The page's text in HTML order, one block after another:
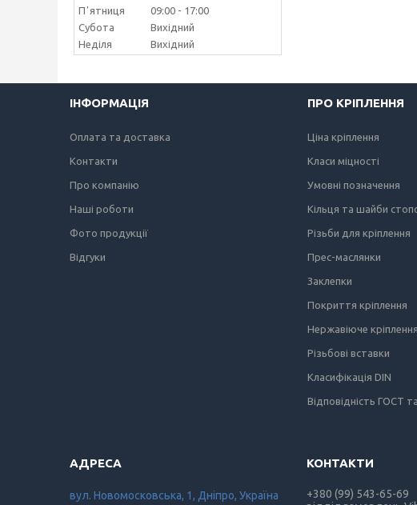
Пʼятниця
09:00
17:00
Субота
Вихідний
Неділя
Вихідний
ІНФОРМАЦІЯ
Оплата та доставка
Контакти
Про компанію
Наші роботи
Фото продукції
Відгуки
ПРО КРІПЛЕННЯ
Ціна кріплення
Класи міцності
Умовні позначення
Кільця та шайби
Різьби для кріплення
Прес-маслянки
Заклепки
Покриття кріплення
Нержавіюче кріплення
Різьбові вставки
Класифікація DIN
Відповідність ГОСТ
вул. Новомосковська, 1, Дніпро, Україна
+380 (99) 543-65-69